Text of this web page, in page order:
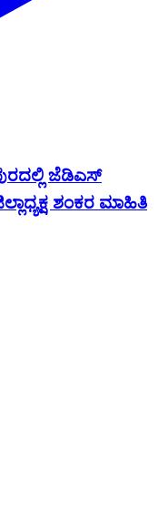
ಜೆಡಿಎಸ್
ಶಂಕರ ಮಾಹಿತಿ